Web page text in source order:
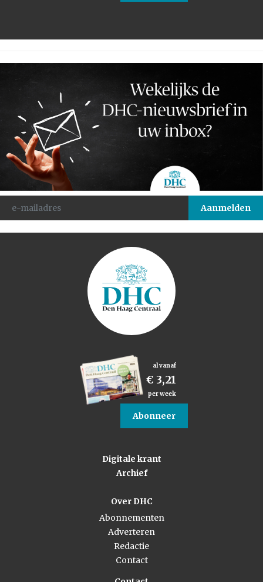
al vanaf
€ 3,21
per week
Abonneer
Digitale krant
Archief
Over DHC
Abonnementen
Adverteren
Redactie
Contact